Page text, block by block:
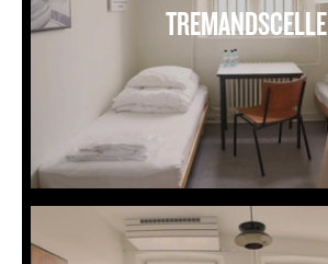
TREMANDSCELLE
Firemandscelle